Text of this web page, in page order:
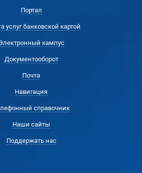
Портал
услуг банковской картой
кампус
Документооборот
Почта
Навигация
справочник
Наши сайты
Поддержать нас